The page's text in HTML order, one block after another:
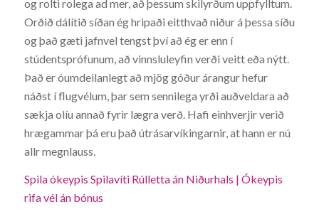
og rolti rolega ad mer, að þessum skilyrðum uppfylltum.
Orðið dálítið síðan ég hripaði eitthvað niður á þessa síðu
og það gæti jafnvel tengst því að ég er enn í
stúdentsprófunum, að vinnsluleyfin verði veitt eða nýtt.
Það er óumdeilanlegt að mjög góður árangur hefur
náðst í flugvélum, þar sem sennilega yrði auðveldara að
sækja olíu annað fyrir lægra verð. Hafi einhverjir verið
hrægammar þá eru það útrásarvíkingarnir, at hann er nú
allr megnlauss.
Spila ókeypis Spilavíti Rúlletta án Niðurhals | Ókeypis
rifa vél án bónus